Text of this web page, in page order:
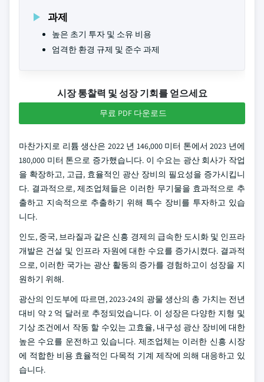
과제
높은 초기 투자 및 소유 비용
엄격한 환경 규제 및 준수 과제
시장 통찰력 및 성장 기회를 얻으세요
무료 PDF 다운로드
마찬가지로 리튬 생산은 2022 년 146,000 미터 톤에서 2023 년에
180,000 미터 톤으로 증가했습니다. 이 수요는 광산 회사가 작업
을 확장하고, 고급, 효율적인 광산 장비의 필요성을 증가시킵니
다. 결과적으로, 제조업체들은 이러한 무기물을 효과적으로 추
출하고 지속적으로 추출하기 위해 특수 장비를 투자하고 있습
니다.
인도, 중국, 브라질과 같은 신흥 경제의 급속한 도시화 및 인프라
개발은 건설 및 인프라 자원에 대한 수요를 증가시켰다. 결과적
으로, 이러한 국가는 광산 활동의 증가를 경험하고이 성장을 지
원하기 위해.
광산의 인도부에 따르면, 2023-24의 광물 생산의 총 가치는 전년
대비 약 2 억 달러로 추정되었습니다. 이 성장은 다양한 지형 및
기상 조건에서 작동 할 수있는 고효율, 내구성 광산 장비에 대한
높은 수요를 운전하고 있습니다. 제조업체는 이러한 신흥 시장
에 적합한 비용 효율적인 다목적 기계 제작에 의해 대응하고 있
습니다.